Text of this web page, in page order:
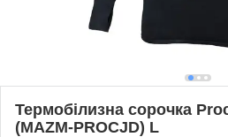
Термобілизна сорочка
(MAZM-PROCJD) L